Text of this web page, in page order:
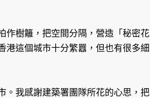
作樹籬，把空間分隔，營造「秘密花
港這個城市十分繁囂，但也有很多細
。我感謝建築署團隊所花的心思，把